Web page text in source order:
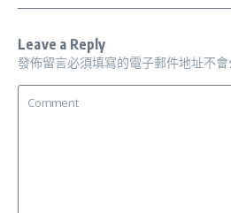
Leave a Reply
發佈留言必須填寫的電子郵件地址不會